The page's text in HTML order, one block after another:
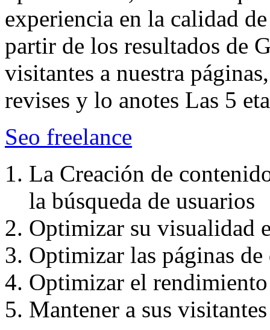
experiencia en la calidad
partir de los resultados de
visitantes a nuestra
revises y lo anotes Las 5
Seo freelance
La Creación de
la búsqueda de usuarios
Optimizar su visualidad
Optimizar las páginas de
Optimizar el rendimiento
Mantener a sus visitantes